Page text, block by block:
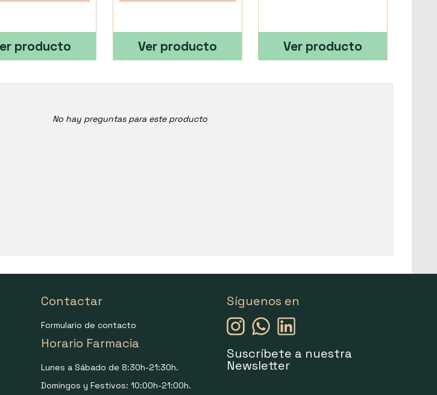
producto Ver producto Ver producto
No hay preguntas para este producto
Contactar
Formulario de contacto
Horario Farmacia
Lunes a Sábado de 8:30h-21:30h.
Domingos y Festivos: 10:00h-21:00h.
Síguenos en
Suscríbete a nuestra
Newsletter